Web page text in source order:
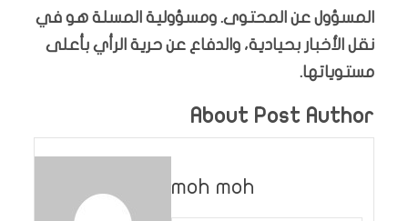
المسؤول عن المحتوى. ومسؤولية المسلة هو في
نقل الأخبار بحيادية، والدفاع عن حرية الرأي بأعلى
مستوياتها.
About Post Author
moh moh